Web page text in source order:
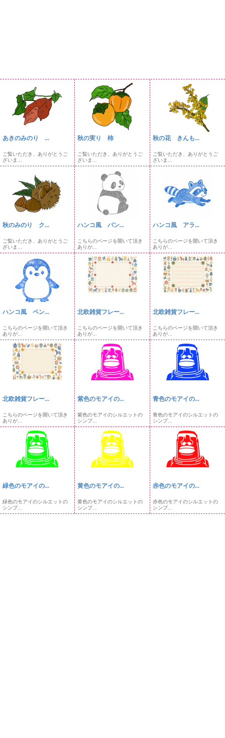
あきのみのり ...
ご覧いただき、ありがとうご
ざいま...
秋の実り 柿
ご覧いただき、ありがとうご
ざいま...
秋の花 きんも...
ご覧いただき、ありがとうご
ざいま...
秋のみのり ク...
ご覧いただき、ありがとうご
ざいま...
ハンコ風 パン...
こちらのページを開いて頂き
ありが...
ハンコ風 アラ...
こちらのページを開いて頂き
ありが...
ハンコ風 ペン...
こちらのページを開いて頂き
ありが...
北欧雑貨フレー...
こちらのページを開いて頂き
ありが...
北欧雑貨フレー...
こちらのページを開いて頂き
ありが...
北欧雑貨フレー...
こちらのページを開いて頂き
ありが...
紫色のモアイの...
紫色のモアイのシルエットの
シンプ...
青色のモアイの...
青色のモアイのシルエットの
シンプ...
緑色のモアイの...
緑色のモアイのシルエットの
シンプ...
黄色のモアイの...
黄色のモアイのシルエットの
シンプ...
赤色のモアイの...
赤色のモアイのシルエットの
シンプ...